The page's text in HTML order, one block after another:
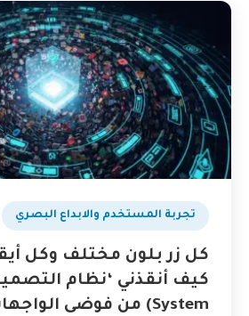
تجربة المستخدم والابداع البصري
كل زر بلون مختلف وكل
System) من فوضى الواجهات؟